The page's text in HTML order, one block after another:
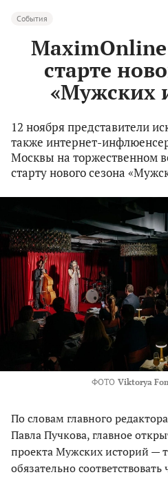
События
старте
«Мужских
12 ноября представители
также интернет-
Москвы на торжественном
старту нового сезона
ФОТО Viktorya
По словам главного
Павла Пучкова, главное
проекта Мужских историй —
обязательно